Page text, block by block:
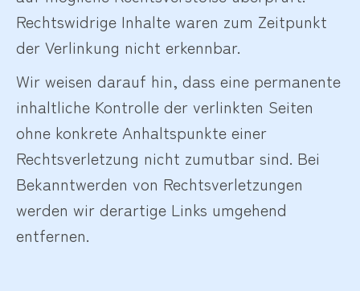
Rechtswidrige Inhalte waren zum Zeitpunkt
der Verlinkung nicht erkennbar.
Wir weisen darauf hin, dass eine permanente
inhaltliche Kontrolle der verlinkten Seiten
ohne konkrete Anhaltspunkte einer
Rechtsverletzung nicht zumutbar sind. Bei
Bekanntwerden von Rechtsverletzungen
werden wir derartige Links umgehend
entfernen.